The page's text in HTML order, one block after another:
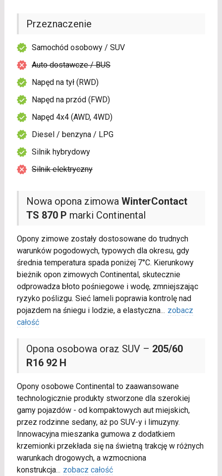
Nowa opona zimowa WinterContact
TS 870 P marki Continental
Opony zimowe zostały dostosowane do trudnych
warunków pogodowych, typowych dla okresu, gdy
średnia temperatura spada poniżej 7°C. Kierunkowy
bieżnik opon zimowych Continental, skutecznie
odprowadza błoto pośniegowe i wodę, zmniejszając
ryzyko poślizgu. Sieć lameli poprawia kontrolę nad
pojazdem na śniegu i lodzie, a elastyczna... zobacz
całość
Opona osobowa oraz SUV – 205/60
R16 92 H
Opony osobowe Continental to zaawansowane
technologicznie produkty stworzone dla szerokiej
gamy pojazdów - od kompaktowych aut miejskich,
przez rodzinne sedany, aż po SUV-y i limuzyny.
Innowacyjna mieszanka gumowa z dodatkiem
krzemionki przekłada się na świetną trakcję w różnych
warunkach drogowych, a wzmocniona
konstrukcja... zobacz całość
Przeznaczenie
Samochód osobowy / SUV
Auto dostawcze / BUS
Napęd na tył (RWD)
Napęd na przód (FWD)
Napęd 4x4 (AWD, 4WD)
Diesel / benzyna / LPG
Silnik hybrydowy
Silnik elektryczny